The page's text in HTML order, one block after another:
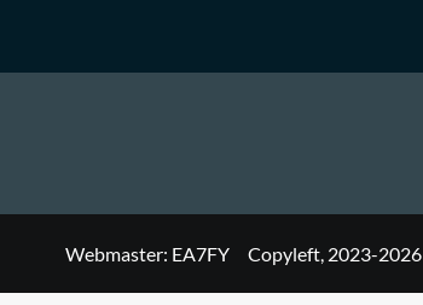
Webmaster: EA7FY Copyleft, 2023-2026